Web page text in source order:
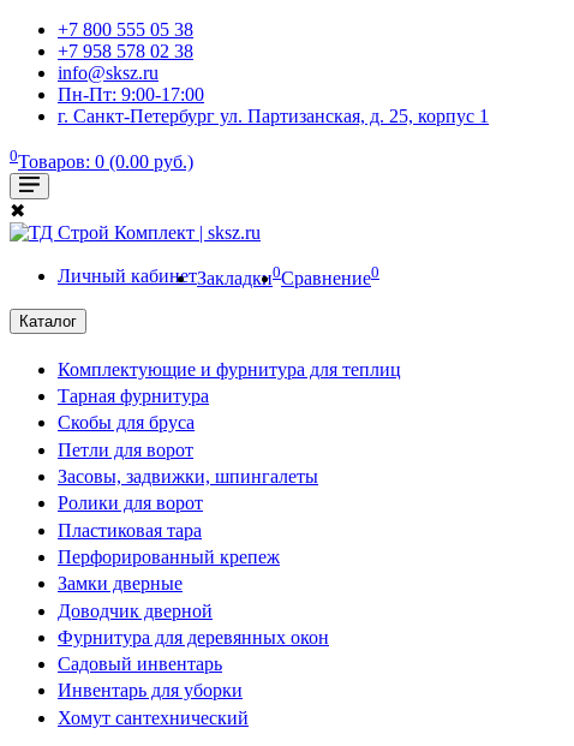
+7 800 555 05 38
+7 958 578 02 38
info@sksz.ru
Пн-Пт: 9:00-17:00
г. Санкт-Петербург ул. Партизанская, д. 25, корпус 1
0Товаров: 0 (0.00 руб.)
✖
Личный кабинетЗакладки0Сравнение0
Каталог
Комплектующие и фурнитура для теплиц
Тарная фурнитура
Скобы для бруса
Петли для ворот
Засовы, задвижки, шпингалеты
Ролики для ворот
Пластиковая тара
Перфорированный крепеж
Замки дверные
Доводчик дверной
Фурнитура для деревянных окон
Садовый инвентарь
Инвентарь для уборки
Хомут сантехнический